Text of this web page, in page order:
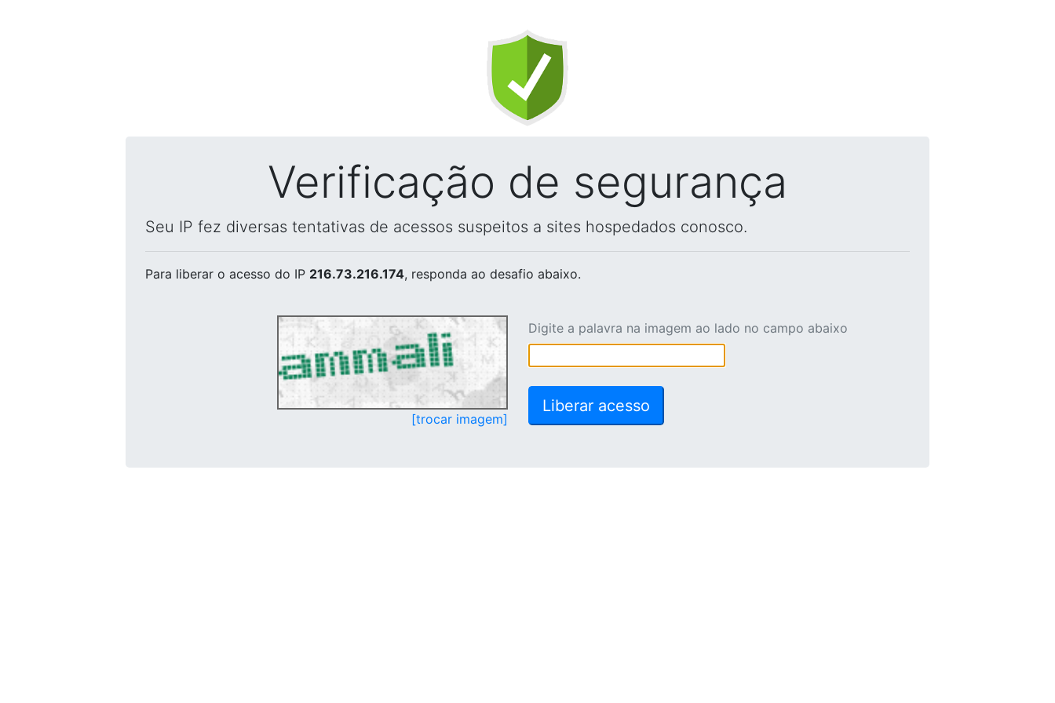
Verificação de segurança
Seu IP fez diversas tentativas de acessos suspeitos a sites hospedados conosco.
Para liberar o acesso do IP 216.73.216.174, responda ao desafio abaixo.
[trocar imagem]
Digite a palavra na imagem ao lado no campo abaixo